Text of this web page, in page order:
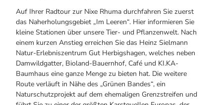
Auf Ihrer Radtour zur Nixe Rhuma durchfahren Sie zuerst
das Naherholungsgebiet „Im Leeren“. Hier informieren Sie
kleine Stationen über unsere Tier- und Pflanzenwelt. Nach
einem kurzen Anstieg erreichen Sie das Heinz Sielmann
Natur-Erlebniszentrum Gut Herbigshagen, welches neben
Damwildgatter, Bioland-Bauernhof, Café und KI.KA-
Baumhaus eine ganze Menge zu bieten hat. Die weitere
Route verläuft in Nähe des „Grünen Bandes“, ein
Naturschutzprojekt auf dem ehemaligen Grenzstreifen und